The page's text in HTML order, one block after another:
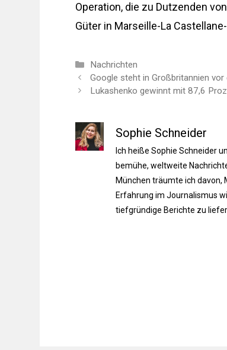
Operation, die zu Dutzenden
Güter in Marseille-La
Kategorien
Nachrichten
Google steht in Großbritannien
Lukashenko gewinnt mit 87,6
Sophie Schneider
Ich heiße Sophie Schneider
bemühe, weltweite
München träumte ich davon,
Erfahrung im Journalismus
tiefgründige Berichte zu